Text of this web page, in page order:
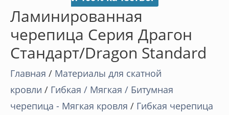
Ламинированная
черепица Серия Драгон
Стандарт/Dragon Standard
Главная / Материалы для скатной
кровли / Гибкая / Мягкая / Битумная
черепица - Мягкая кровля / Гибкая черепица